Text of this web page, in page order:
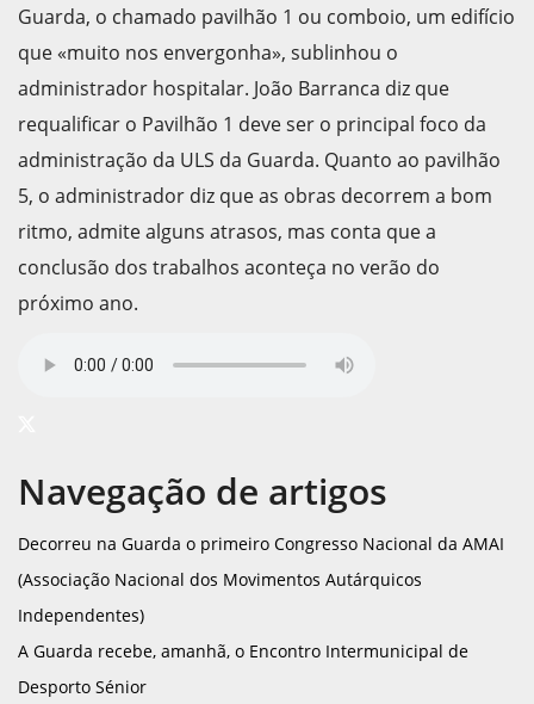
Guarda, o chamado pavilhão 1 ou comboio, um edifício
que «muito nos envergonha», sublinhou o
administrador hospitalar. João Barranca diz que
requalificar o Pavilhão 1 deve ser o principal foco da
administração da ULS da Guarda. Quanto ao pavilhão
5, o administrador diz que as obras decorrem a bom
ritmo, admite alguns atrasos, mas conta que a
conclusão dos trabalhos aconteça no verão do
próximo ano.
Navegação de artigos
Decorreu na Guarda o primeiro Congresso Nacional da AMAI
(Associação Nacional dos Movimentos Autárquicos
Independentes)
A Guarda recebe, amanhã, o Encontro Intermunicipal de
Desporto Sénior